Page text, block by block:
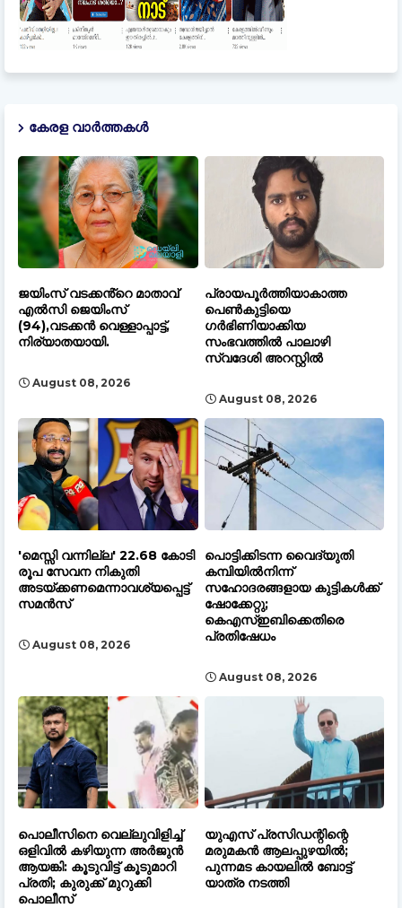
കേരള വാർത്തകൾ
ജയിംസ് വടക്കൻ്റെ മാതാവ്
എൽസി ജെയിംസ്
(94),വടക്കൻ വെള്ളാപ്പാട്ട്,
നിര്യാതയായി.
August 08, 2026
പ്രായപൂർത്തിയാകാത്ത
പെൺകുട്ടിയെ
ഗർഭിണിയാക്കിയ
സംഭവത്തിൽ പാലാഴി
സ്വദേശി അറസ്റ്റിൽ
August 08, 2026
'മെസ്സി വന്നില്ല' 22.68 കോടി
രൂപ സേവന നികുതി
അടയ്ക്കണമെന്നാവശ്യപ്പെട്ട്
സമൻസ്
August 08, 2026
പൊട്ടിക്കിടന്ന വൈദ്യുതി
കമ്പിയിൽനിന്ന്
സഹോദരങ്ങളായ കുട്ടികൾക്ക്
ഷോക്കേറ്റു;
കെഎസ്ഇബിക്കെതിരെ
പ്രതിഷേധം
August 08, 2026
പൊലീസിനെ വെല്ലുവിളിച്ച്
ഒളിവിൽ കഴിയുന്ന അർജുൻ
ആയങ്കി: കൂടുവിട്ട് കൂടുമാറി
പ്രതി; കുരുക്ക് മുറുക്കി
പൊലീസ്
യുഎസ് പ്രസിഡന്റിന്റെ
മരുമകൻ ആലപ്പുഴയിൽ;
പുന്നമട കായലിൽ ബോട്ട്
യാത്ര നടത്തി